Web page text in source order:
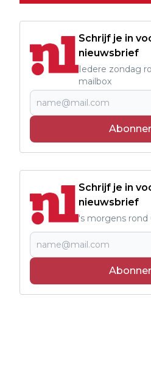
Schrijf je in
nieuwsbrief
Iedere zondag
mailbox
Schrijf je in
nieuwsbrief
's morgens